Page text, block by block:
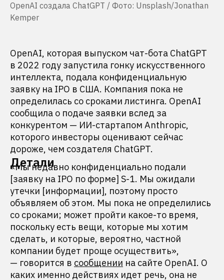
OpenAI создала ChatGPT / Фото: Unsplash/Jonathan
Kemper
OpenAI, которая выпуском чат-бота ChatGPT
в 2022 году запустила гонку искусственного
интеллекта, подала конфиденциальную
заявку на IPO в США. Компания пока не
определилась со сроками листинга. OpenAI
сообщила о подаче заявки вслед за
конкурентом — ИИ-стартапом Anthropic,
которого инвесторы оценивают сейчас
дороже, чем создателя ChatGPT.
Детали
«Мы недавно конфиденциально подали
[заявку на IPO по форме] S-1. Мы ожидали
утечки [информации], поэтому просто
объявляем об этом. Мы пока не определились
со сроками; может пройти какое-то время,
поскольку есть вещи, которые мы хотим
сделать, и которые, вероятно, частной
компании будет проще осуществить»,
— говорится в сообщении на сайте OpenAI. О
каких именно действиях идет речь, она не